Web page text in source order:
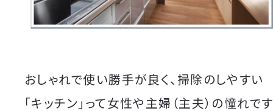
おしゃれで使い勝手が良く、掃除のしやすい
「キッチン」って女性や主婦（主夫）の憧れ